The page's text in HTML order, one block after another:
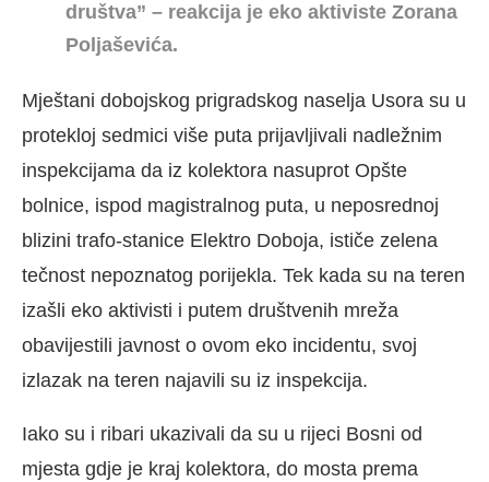
društva” – reakcija je eko aktiviste Zorana
Poljaševića.
Mještani dobojskog prigradskog naselja Usora su u
protekloj sedmici više puta prijavljivali nadležnim
inspekcijama da iz kolektora nasuprot Opšte
bolnice, ispod magistralnog puta, u neposrednoj
blizini trafo-stanice Elektro Doboja, ističe zelena
tečnost nepoznatog porijekla. Tek kada su na teren
izašli eko aktivisti i putem društvenih mreža
obavijestili javnost o ovom eko incidentu, svoj
izlazak na teren najavili su iz inspekcija.
Iako su i ribari ukazivali da su u rijeci Bosni od
mjesta gdje je kraj kolektora, do mosta prema